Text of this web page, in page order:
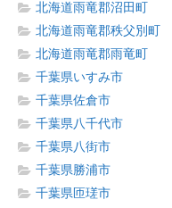
北海道雨竜郡沼田町
北海道雨竜郡秩父別町
北海道雨竜郡雨竜町
千葉県いすみ市
千葉県佐倉市
千葉県八千代市
千葉県八街市
千葉県勝浦市
千葉県匝瑳市